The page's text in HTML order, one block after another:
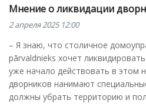
Мнение о ликвидации
2 апреля 2025 12:00
– Я знаю, что столичное
pārvaldnieks хочет
уже начало действовать в этом
дворников нанимают
должны убрать территорию и